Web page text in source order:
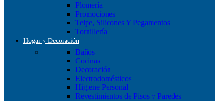
Plomería
Promociones
Teipe, Silicones Y Pegamentos
Tornillería
Hogar y Decoración
Baños
Cocinas
Decoración
Electrodomésticos
Higiene Personal
Revestimientos de Pisos y Paredes